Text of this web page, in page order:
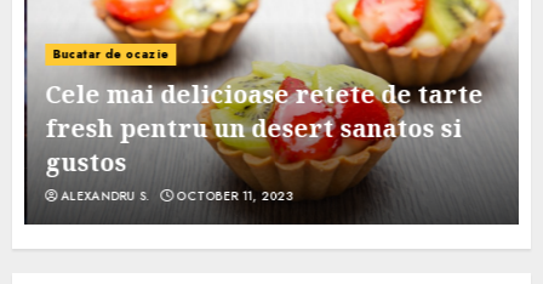
Bucatar de ocazie
Cele mai delicioase retete de tarte
fresh pentru un desert sanatos si
gustos
ALEXANDRU S. OCTOBER 11, 2023